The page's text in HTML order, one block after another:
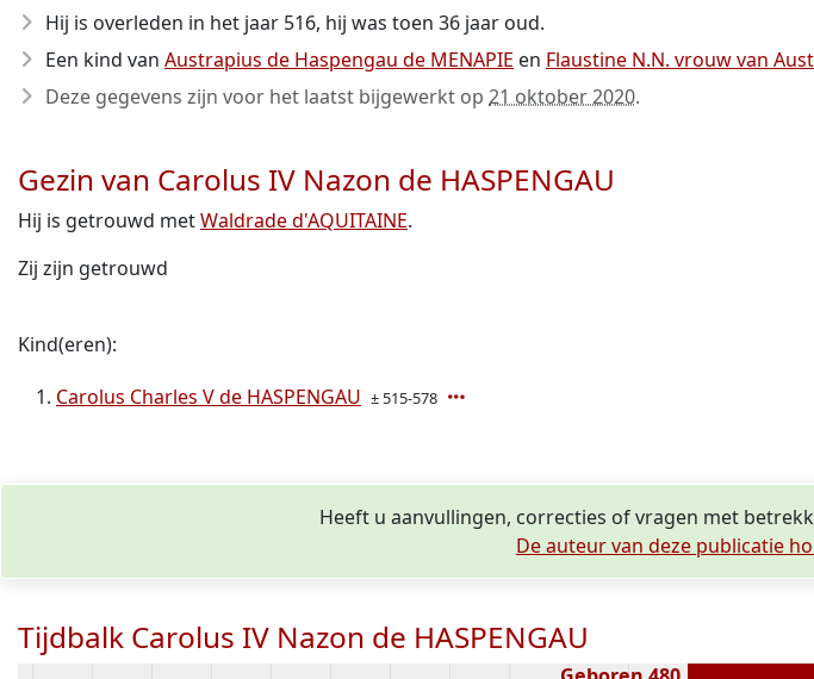
Hij is overleden in het jaar 516, hij was toen 36 jaar oud.
Een kind van Austrapius de Haspengau de MENAPIE en Flaustine N.N. vrouw van
Deze gegevens zijn voor het laatst bijgewerkt op 21 oktober 2020.
Gezin van Carolus IV Nazon de HASPENGAU
Hij is getrouwd metWaldrade d'AQUITAINE.
Zij zijn getrouwd
Kind(eren):
Carolus Charles V de HASPENGAU ± 515-578
Heeft u aanvullingen, correcties of vragen met
De auteur van deze publicatie
Tijdbalk Carolus IV Nazon de HASPENGAU